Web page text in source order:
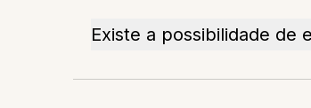
Existe a possibilidade de